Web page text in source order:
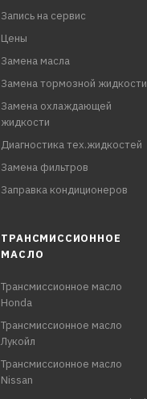
Запись на сервис
Цены
Замена масла
Замена тормозной жидкости
Замена охлаждающей
жидкости
Диагностика тех.жидкостей
Замена фильтров
Заправка кондиционеров
ТРАНСМИССИОННОЕ
МАСЛО
Трансмиссионное масло
Honda
Трансмиссионное масло
Лукойл
Трансмиссионное масло
Nissan